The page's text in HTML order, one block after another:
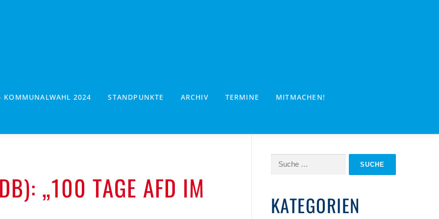
KOMMUNALWAHL 2024 STANDPUNKTE ARCHIV TERMINE MITMACHEN!
„100 TAGE AFD IM
Suche
KATEGORIEN